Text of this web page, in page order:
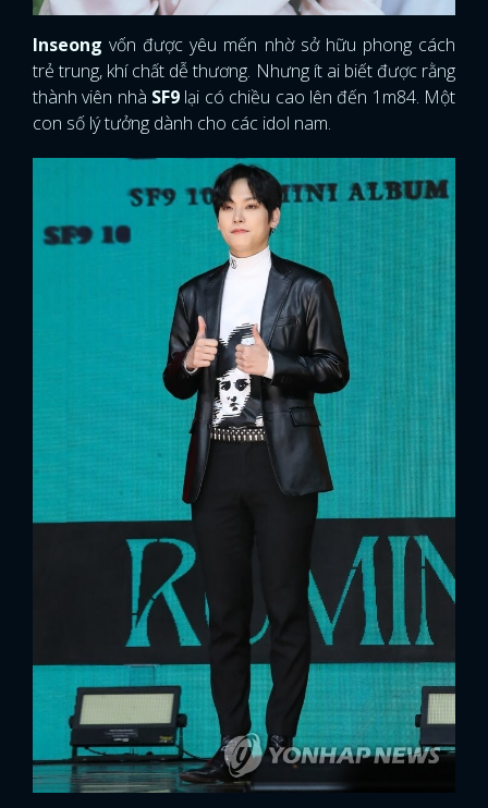
Inseong vốn được yêu mến nhờ sở hữu phong cách
trẻ trung, khí chất dễ thương. Nhưng ít ai biết được rằng
thành viên nhà SF9 lại có chiều cao lên đến 1m84. Một
con số lý tưởng dành cho các idol nam.